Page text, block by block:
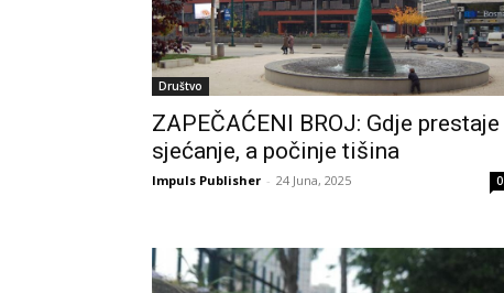
Društvo
ZAPEČAĆENI BROJ: Gdje prestaje
sjećanje, a počinje tišina
Impuls Publisher - 24 Juna, 2025 0